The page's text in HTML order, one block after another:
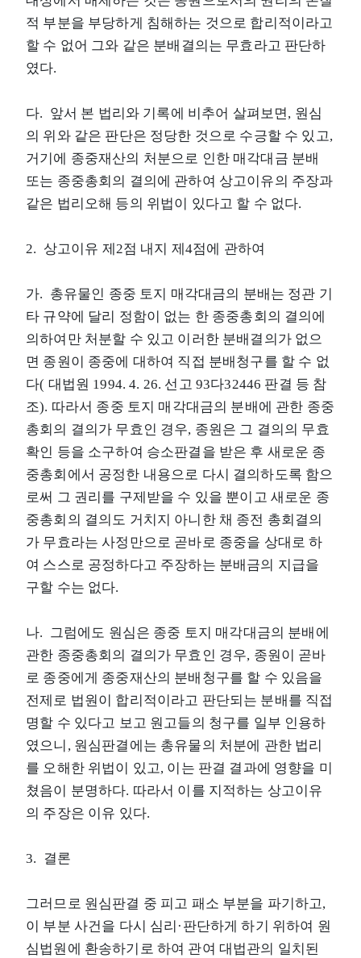
적 부분을 부당하게 침해하는 것으로 합리적이라고
할 수 없어 그와 같은 분배결의는 무효라고 판단하
였다.
다. 앞서 본 법리와 기록에 비추어 살펴보면, 원심
의 위와 같은 판단은 정당한 것으로 수긍할 수 있고,
거기에 종중재산의 처분으로 인한 매각대금 분배
또는 종중총회의 결의에 관하여 상고이유의 주장과
같은 법리오해 등의 위법이 있다고 할 수 없다.
2. 상고이유 제2점 내지 제4점에 관하여
가. 총유물인 종중 토지 매각대금의 분배는 정관 기
타 규약에 달리 정함이 없는 한 종중총회의 결의에
의하여만 처분할 수 있고 이러한 분배결의가 없으
면 종원이 종중에 대하여 직접 분배청구를 할 수 없
다( 대법원 1994. 4. 26. 선고 93다32446 판결 등 참
조). 따라서 종중 토지 매각대금의 분배에 관한 종중
총회의 결의가 무효인 경우, 종원은 그 결의의 무효
확인 등을 소구하여 승소판결을 받은 후 새로운 종
중총회에서 공정한 내용으로 다시 결의하도록 함으
로써 그 권리를 구제받을 수 있을 뿐이고 새로운 종
중총회의 결의도 거치지 아니한 채 종전 총회결의
가 무효라는 사정만으로 곧바로 종중을 상대로 하
여 스스로 공정하다고 주장하는 분배금의 지급을
구할 수는 없다.
나. 그럼에도 원심은 종중 토지 매각대금의 분배에
관한 종중총회의 결의가 무효인 경우, 종원이 곧바
로 종중에게 종중재산의 분배청구를 할 수 있음을
전제로 법원이 합리적이라고 판단되는 분배를 직접
명할 수 있다고 보고 원고들의 청구를 일부 인용하
였으니, 원심판결에는 총유물의 처분에 관한 법리
를 오해한 위법이 있고, 이는 판결 결과에 영향을 미
쳤음이 분명하다. 따라서 이를 지적하는 상고이유
의 주장은 이유 있다.
3. 결론
그러므로 원심판결 중 피고 패소 부분을 파기하고,
이 부분 사건을 다시 심리·판단하게 하기 위하여 원
심법원에 환송하기로 하여 관여 대법관의 일치된